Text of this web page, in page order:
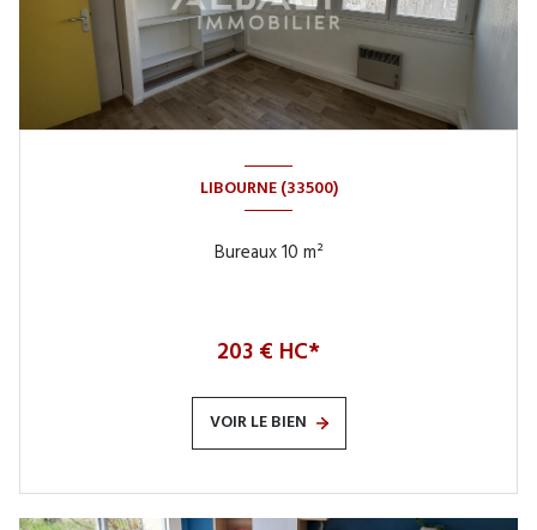
LIBOURNE (33500)
Bureaux 10 m²
203 € HC*
VOIR LE BIEN